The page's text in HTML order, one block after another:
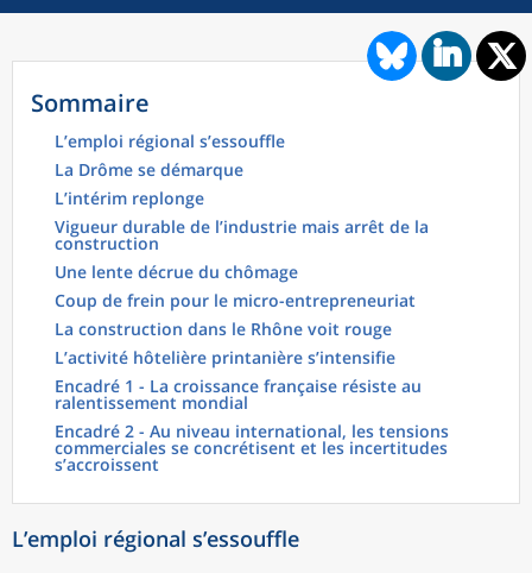
Sommaire
L’emploi régional s’essouffle
La Drôme se démarque
L’intérim replonge
Vigueur durable de l’industrie mais arrêt de la
construction
Une lente décrue du chômage
Coup de frein pour le micro-entrepreneuriat
La construction dans le Rhône voit rouge
L’activité hôtelière printanière s’intensifie
Encadré 1 - La croissance française résiste au
ralentissement mondial
Encadré 2 - Au niveau international, les tensions
commerciales se concrétisent et les incertitudes
s’accroissent
L’emploi régional s’essouffle